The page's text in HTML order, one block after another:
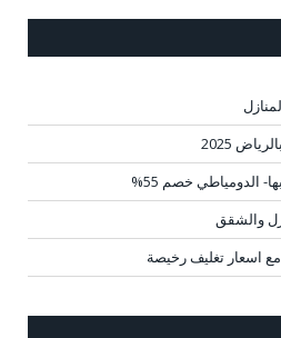
2025
والشقق
اسعار تغليف رخيصة